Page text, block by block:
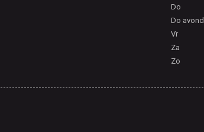
Do
Do avond
Vr
Za
Zo